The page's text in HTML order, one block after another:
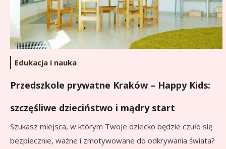
Edukacja i nauka
Przedszkole prywatne Kraków – Happy Kids:
szczęśliwe dzieciństwo i mądry start
Szukasz miejsca, w którym Twoje dziecko będzie czuło się
bezpiecznie, ważne i zmotywowane do odkrywania świata?